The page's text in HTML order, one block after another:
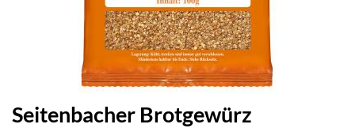
Seitenbacher Brotgewürz